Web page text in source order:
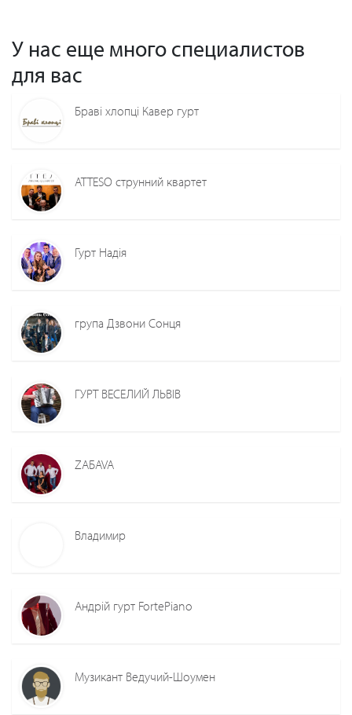
У нас еще много специалистов
для вас
Браві хлопці Кавер гурт
ATTESO струнний квартет
Гурт Надія
група Дзвони Сонця
ГУРТ ВЕСЕЛИЙ ЛЬВІВ
ZAБAVA
Владимир
Андрій гурт FortePiano
Музикант Ведучий-Шоумен